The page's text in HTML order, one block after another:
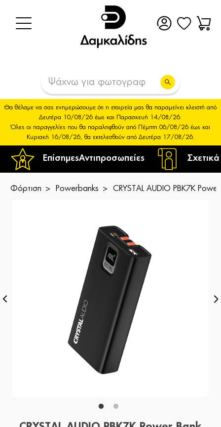
ΕπίσημεςΑντιπροσωπείες
Θα θέλαμε να σας ενημερώσουμε ότι η εταιρεία μας θα παραμείνει κλειστή από
Δευτέρα 10/08/26 έως και Παρασκευή 14/08/26.
Όλες οι παραγγελίες που θα παραληφθούν από Πέμπτη 06/08/26 έως και
Κυριακή 16/08/26, θα εκτελεσθούν από Δευτέρα 17/08/26.
Φόρτιση Powerbanks CRYSTAL AUDIO PBK7K